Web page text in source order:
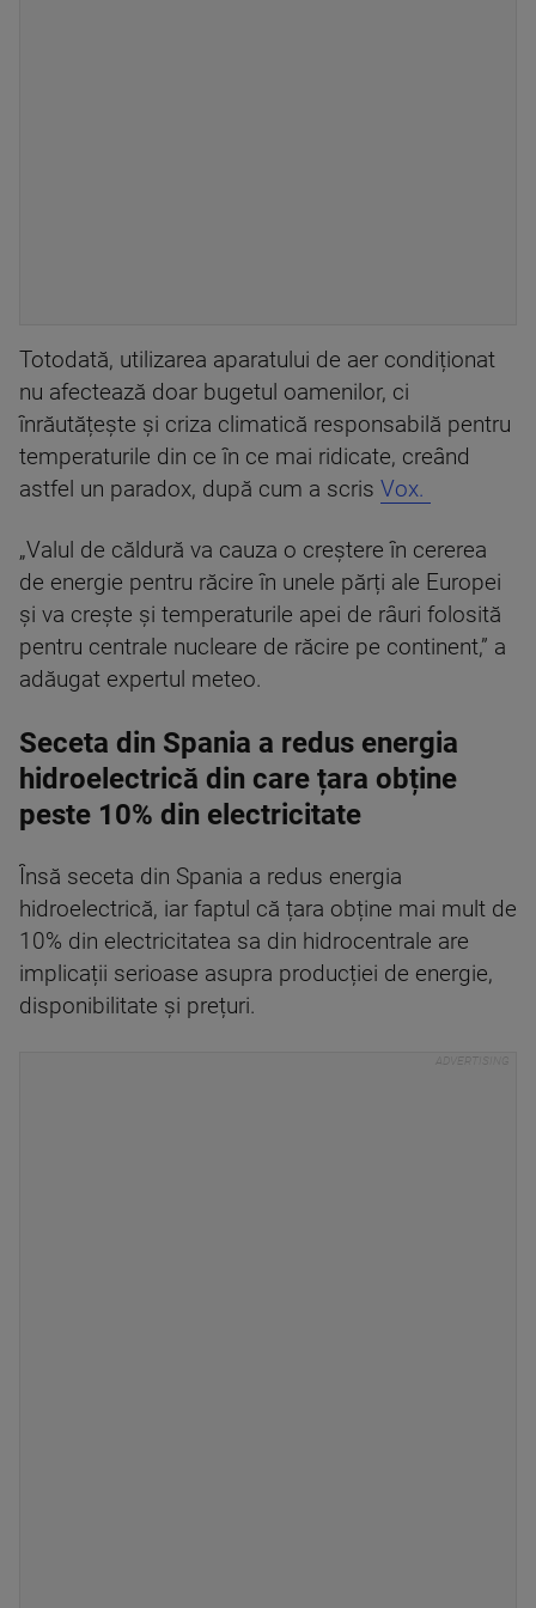
Totodată, utilizarea aparatului de aer condiționat
nu afectează doar bugetul oamenilor, ci
înrăutățește și criza climatică responsabilă pentru
temperaturile din ce în ce mai ridicate, creând
astfel un paradox, după cum a scris Vox.
„Valul de căldură va cauza o creștere în cererea
de energie pentru răcire în unele părți ale Europei
și va crește și temperaturile apei de râuri folosită
pentru centrale nucleare de răcire pe continent,” a
adăugat expertul meteo.
Seceta din Spania a redus energia
hidroelectrică din care țara obține
peste 10% din electricitate
Însă seceta din Spania a redus energia
hidroelectrică, iar faptul că țara obține mai mult de
10% din electricitatea sa din hidrocentrale are
implicații serioase asupra producției de energie,
disponibilitate și prețuri.